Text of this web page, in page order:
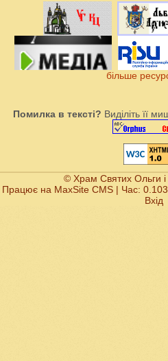
більше
Помилка в тексті? Виділіть її
© Храм Святих Ольги
Працює на MaxSite CMS| Час:
Вхід